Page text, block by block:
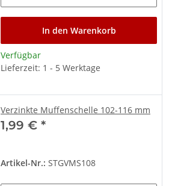
In den Warenkorb
Verfügbar
Lieferzeit: 1 - 5 Werktage
Verzinkte Muffenschelle 102-116 mm
1,99 € *
Artikel-Nr.: STGVMS108